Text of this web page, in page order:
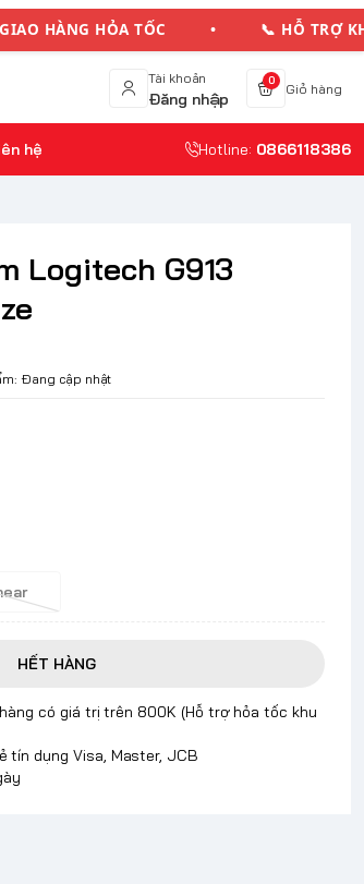
HÀNG HỎA TỐC • 📞 HỖ TRỢ
Tài khoản
Đăng nhập
0
Giỏ hàng
hệ Hotline: 0866118386
Logitech G913
Đang cập nhật
HẾT HÀNG
có giá trị trên 800K (Hỗ trợ hỏa tốc khu
tín dụng Visa, Master, JCB